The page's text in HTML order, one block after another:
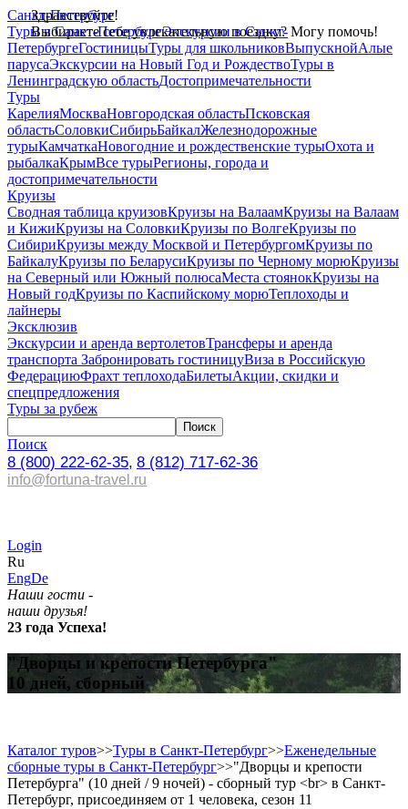
Здравствуйте!
Выбираете себе увлекательную поездку? Могу помочь!
Санкт-Петербург
Туры в Санкт-ПетербургЭкскурсии в Санкт-
ПетербургеГостиницыТуры для школьниковВыпускнойАлые
парусаЭкскурсии на Новый Год и РождествоТуры в
Ленинградскую областьДостопримечательности
Туры
КарелияМоскваНовгородская областьПсковская
областьСоловкиСибирьБайкалЖелезнодорожные
турыКамчаткаНовогодние и рождественские турыОхота и
рыбалкаКрымВсе турыРегионы, города и
достопримечательности
Круизы
Сводная таблица круизовКруизы на ВалаамКруизы на Валаам
и КижиКруизы на СоловкиКруизы по ВолгеКруизы по
СибириКруизы между Москвой и ПетербургомКруизы по
БайкалуКруизы по БеларусиКруизы по Черному морюКруизы
на Северный или Южный полюсаМеста стоянокКруизы на
Новый годКруизы по Каспийскому морюТеплоходы и
лайнеры
Эксклюзив
Экскурсии и аренда вертолетовТрансферы и аренда
транспорта Забронировать гостиницуВиза в Российскую
ФедерациюФрахт теплоходаБилетыАкции, скидки и
спецпредложения
Туры за рубеж
Поиск
8 (800) 222-62-35, 8 (812) 717-62-36
info@fortuna-travel.ru
Login
Ru
EngDe
Наши гости -
наши друзья!
23 года Успеха!
"Дворцы и крепости Петербурга"
10 дней, сборный
Каталог туров>>Туры в Санкт-Петербург>>Еженедельные
сборные туры в Санкт-Петербург>>"Дворцы и крепости
Петербурга" (10 дней / 9 ночей) - сборный тур <br> в Санкт-
Петербург, присоединяем от 1 человека, сезон 11